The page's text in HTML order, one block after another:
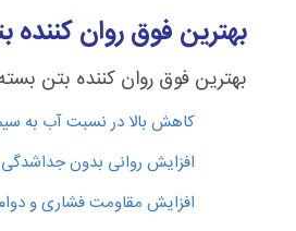
بهترین فوق روان کننده
بهترین فوق روان کننده بتن
کاهش بالا در نسبت آب به
افزایش روانی بدون جداشدگی:
افزایش مقاومت فشاری و